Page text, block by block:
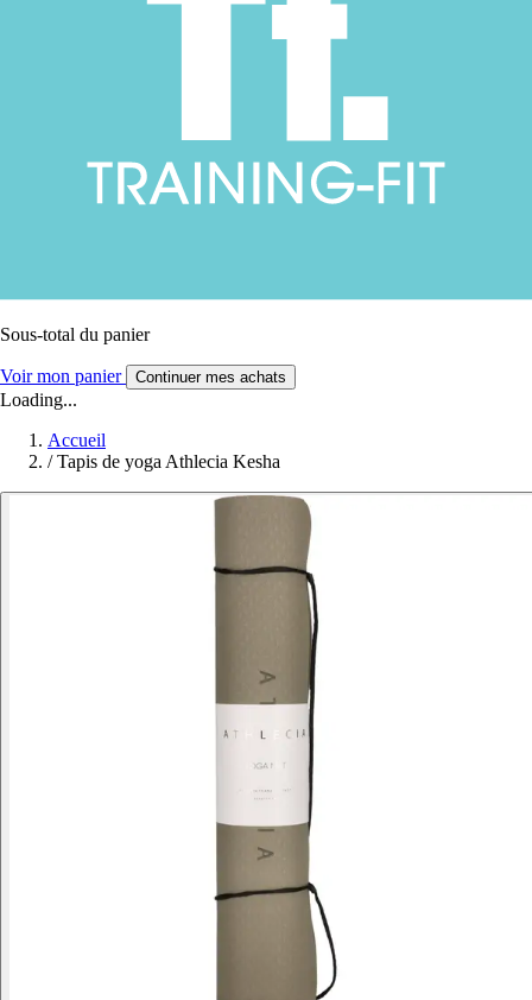
Sous-total du panier
Voir mon panier Continuer mes achats
Loading...
Accueil
/ Tapis de yoga Athlecia Kesha